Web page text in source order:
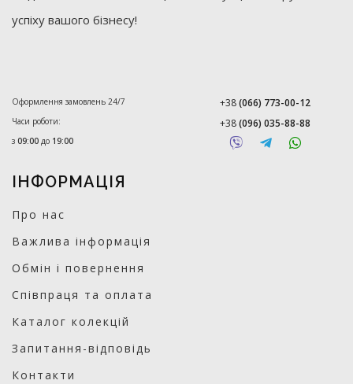
успіху вашого бізнесу!
Оформлення замовлень 24/7
Часи роботи:
з 09:00 до 19:00
+38(066) 773-00-12
+38(096) 035-88-88
ІНФОРМАЦІЯ
Про нас
Важлива інформація
Обмін і повернення
Співпраця та оплата
Каталог колекцій
Запитання-відповідь
Контакти